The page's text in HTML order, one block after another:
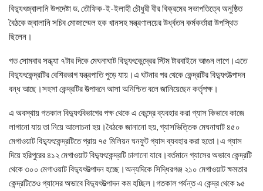
বিদ্যুৎজ্বালানি উপদেষ্টা ড. তৌফিক-ই-ইলাহী চৌধুরী বীর বিক্রমের সভাপতিত্বে অনুষ্ঠিত
বৈঠকে জ্বালানি সচিব মোজাম্মেল হক খানসহ মন্ত্রণালয়ের উর্ধ্বতন কর্মকর্তারা উপস্থিত
ছিলেন।
গত সোমবার সন্ধ্যা ৭টার দিকে মেঘনাঘাট বিদ্যুৎকেন্দ্রের স্টিম টারবাইনে আগুন লাগে।এতে
বিদ্যুৎকেন্দ্রটির বেশিরভাগ যন্ত্রপাতি পুড়ে যায়।এ ঘটনার পর থেকে কেন্দ্রটির বিদ্যুৎউত্পাদন
বন্ধ আছে।সহসা কেন্দ্রটির উত্পাদনে আসা অনিশ্চিত বলে জানিয়েছেন কর্তৃপক্ষ।
এ অবস্থায় গতকাল বিদ্যুৎবিভাগের পক্ষ থেকে এ কেন্দ্রে ব্যবহার করা গ্যাস কিভাবে কাজে
লাগানো যায় তা নিয়ে আলোচনা হয়।বৈঠকে জানানো হয়, গ্যাসভিত্তিক মেঘনাঘাট ৪৫০
মেগাওয়াট বিদ্যুৎকেন্দ্রটিতে প্রায় ৭৫ মিলিয়ন ঘনফুট গ্যাস ব্যবহার করা হতো।এ গ্যাস
দিয়ে হরিপুরের ৪১২ মেগাওয়াট বিদ্যুৎকেন্দ্রটি চালানো যাবে।বর্তমানে গ্যাসের অভাবে কেন্দ্রটি
থেকে ৩০০ মেগাওয়াট বিদ্যুৎউত্পাদন হচ্ছে।অন্যদিকে সিদ্ধিরগঞ্জ ২১০ মেগাওয়াট ক্ষমতার
কেন্দ্রটিতেও গ্যাসের অভাবে বিদ্যুৎউত্পাদন কম হচ্ছিল।গতকাল পর্যন্ত এ কেন্দ্র থেকে ৯৫